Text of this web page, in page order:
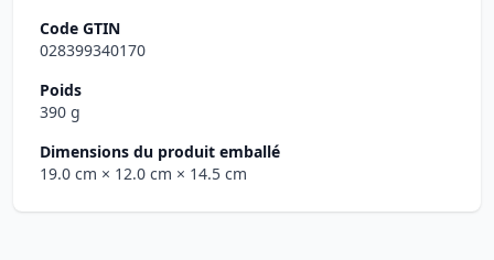
Code GTIN
028399340170
Poids
390 g
Dimensions du produit emballé
19.0 cm × 12.0 cm × 14.5 cm